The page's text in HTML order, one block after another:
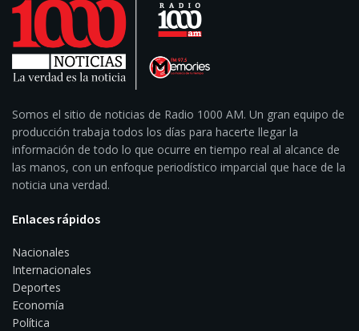
Somos el sitio de noticias de Radio 1000 AM. Un gran equipo de
producción trabaja todos los días para hacerte llegar la
información de todo lo que ocurre en tiempo real al alcance de
las manos, con un enfoque periodístico imparcial que hace de la
noticia una verdad.
Enlaces rápidos
Nacionales
Internacionales
Deportes
Economía
Política